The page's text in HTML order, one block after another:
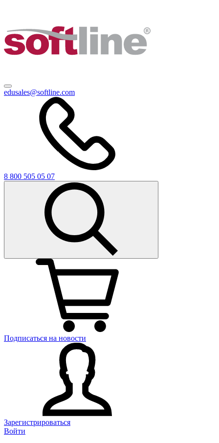
edusales@softline.com
8 800 505 05 07
Подписаться на новости
Зарегистрироваться
Войти